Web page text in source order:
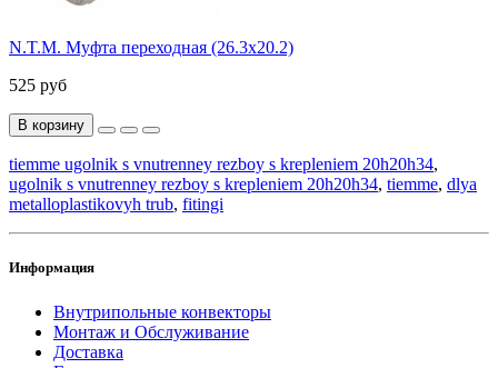
N.T.M. Муфта переходная (26.3х20.2)
525 руб
В корзину
tiemme ugolnik s vnutrenney rezboy s krepleniem 20h20h34,
ugolnik s vnutrenney rezboy s krepleniem 20h20h34, tiemme, dlya
metalloplastikovyh trub, fitingi
Информация
Внутрипольные конвекторы
Монтаж и Обслуживание
Доставка